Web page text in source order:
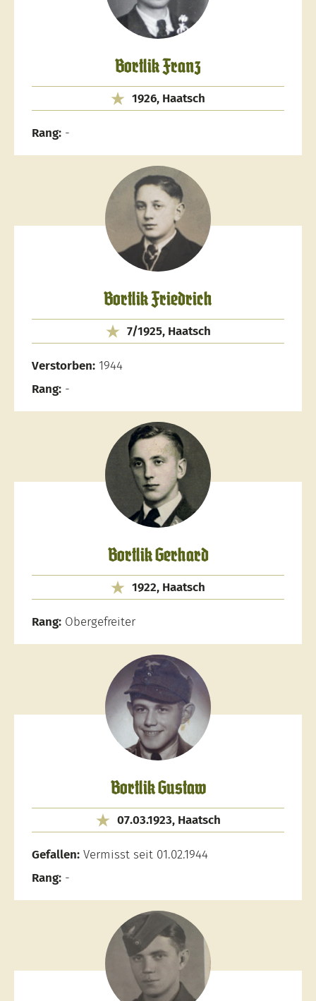
Bortlik Franz
1926, Haatsch
Rang: -
Bortlik Friedrich
7/1925, Haatsch
Verstorben: 1944
Rang: -
Bortlik Gerhard
1922, Haatsch
Rang: Obergefreiter
Bortlik Gustaw
07.03.1923, Haatsch
Gefallen: Vermisst seit 01.02.1944
Rang: -